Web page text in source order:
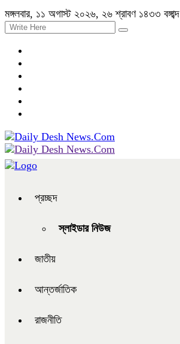
মঙ্গলবার, ১১ অগাস্ট ২০২৬, ২৬ শ্রাবণ ১৪৩৩ বঙ্গাব্দ
প্রচ্ছদ
স্লাইডার নিউজ
জাতীয়
আন্তর্জাতিক
রাজনীতি